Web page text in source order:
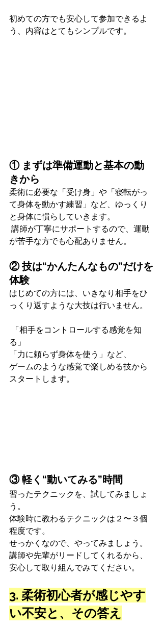
初めての方でも安心して参加できるよ
う、内容はとてもシンプルです。
① まずは準備運動と基本の動
きから
柔術に必要な「受け身」や「寝転がっ
て身体を動かす練習」など、ゆっくり
と身体に慣らしていきます。
が苦手な方でも心配ありません。
② 技は“かんたんなもの”だけを
体験
はじめての方には、いきなり相手をひ
っくり返すような大技は行いません。
る」
「力に頼らず身体を使う」など、
ゲームのような感覚で楽しめる技から
スタートします。
③ 軽く“動いてみる”時間
習ったテクニックを、試してみましょ
う。
体験時に教わるテクニックは２〜３個
程度です。
せっかくなので、やってみましょう。
講師や先輩がリードしてくれるから、
安心して取り組んでみてください。
3. 柔術初心者が感じやす
い不安と、その答え